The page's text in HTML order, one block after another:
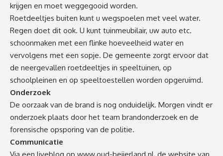
krijgen en moet weggegooid worden.
Roetdeeltjes buiten kunt u wegspoelen met veel water.
Regen doet dit ook. U kunt tuinmeubilair, uw auto etc.
schoonmaken met een flinke hoeveelheid water en
vervolgens met een sopje. De gemeente zorgt ervoor dat
de neergevallen roetdeeltjes in speeltuinen, op
schoolpleinen en op speeltoestellen worden opgeruimd.
Onderzoek
De oorzaak van de brand is nog onduidelijk. Morgen vindt er
onderzoek plaats door het team brandonderzoek en de
forensische opsporing van de politie.
Communicatie
Via een liveblog op www.oud-beijerland.nl, de website van